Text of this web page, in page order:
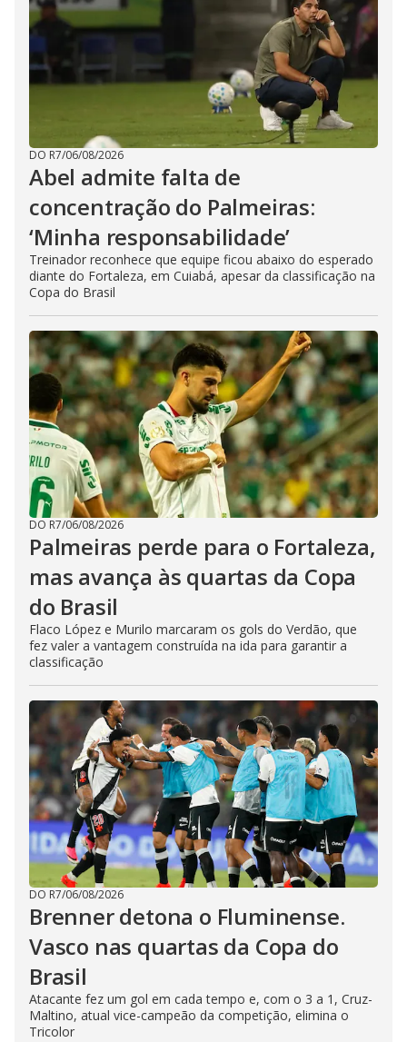
DO R7/06/08/2026
Abel admite falta de
concentração do Palmeiras:
‘Minha responsabilidade’
Treinador reconhece que equipe ficou abaixo do esperado
diante do Fortaleza, em Cuiabá, apesar da classificação na
Copa do Brasil
DO R7/06/08/2026
Palmeiras perde para o Fortaleza,
mas avança às quartas da Copa
do Brasil
Flaco López e Murilo marcaram os gols do Verdão, que
fez valer a vantagem construída na ida para garantir a
classificação
DO R7/06/08/2026
Brenner detona o Fluminense.
Vasco nas quartas da Copa do
Brasil
Atacante fez um gol em cada tempo e, com o 3 a 1, Cruz-
Maltino, atual vice-campeão da competição, elimina o
Tricolor